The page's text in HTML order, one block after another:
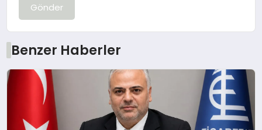
Gönder
Benzer Haberler